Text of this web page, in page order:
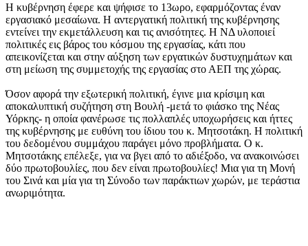
Η κυβέρνηση έφερε και ψήφισε το 13ωρο, εφαρμόζοντας έναν
εργασιακό μεσαίωνα. Η αντεργατική πολιτική της κυβέρνησης
εντείνει την εκμετάλλευση και τις ανισότητες. Η ΝΔ υλοποιεί
πολιτικές εις βάρος του κόσμου της εργασίας, κάτι που
απεικονίζεται και στην αύξηση των εργατικών δυστυχημάτων και
στη μείωση της συμμετοχής της εργασίας στο ΑΕΠ της χώρας.
Όσον αφορά την εξωτερική πολιτική, έγινε μια κρίσιμη και
αποκαλυπτική συζήτηση στη Βουλή -μετά το φιάσκο της Νέας
Υόρκης- η οποία φανέρωσε τις πολλαπλές υποχωρήσεις και ήττες
της κυβέρνησης με ευθύνη του ίδιου του κ. Μητσοτάκη. Η πολιτική
του δεδομένου συμμάχου παράγει μόνο προβλήματα. Ο κ.
Μητσοτάκης επέλεξε, για να βγει από το αδιέξοδο, να ανακοινώσει
δύο πρωτοβουλίες, που δεν είναι πρωτοβουλίες! Μια για τη Μονή
του Σινά και μία για τη Σύνοδο των παράκτιων χωρών, με τεράστια
ανωριμότητα.